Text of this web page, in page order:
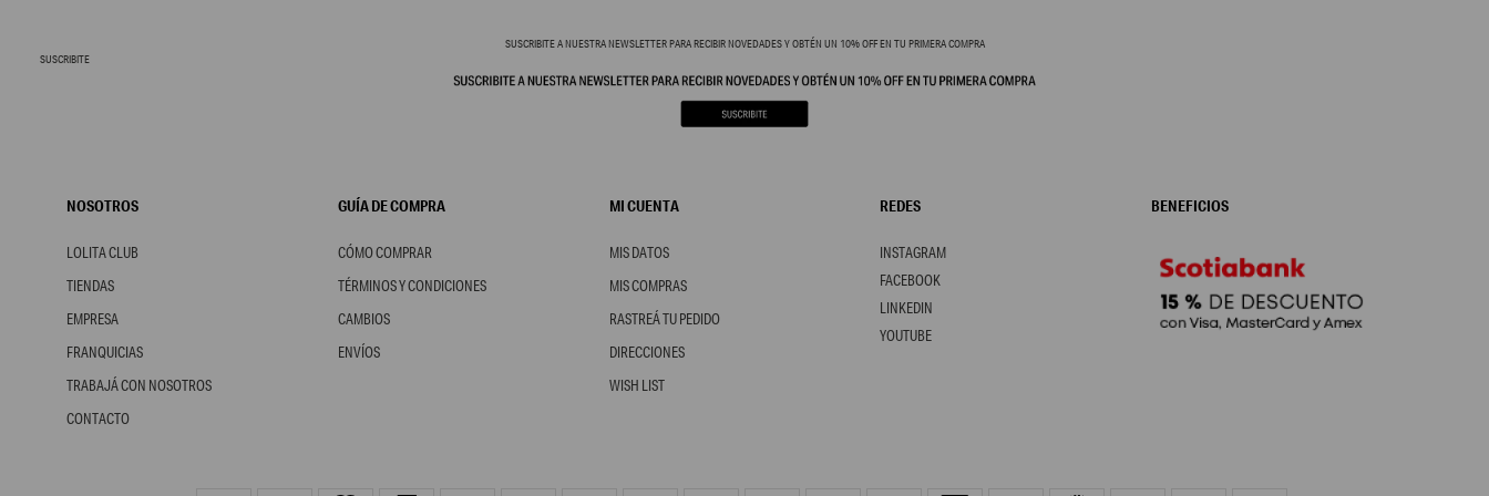
SUSCRIBITE A NUESTRA NEWSLETTER PARA RECIBIR NOVEDADES Y OBTÉN UN 10% OFF EN TU PRIMERA COMPRA
SUSCRIBITE
NOSOTROS
LOLITA CLUB
TIENDAS
EMPRESA
FRANQUICIAS
TRABAJÁ CON NOSOTROS
CONTACTO
GUÍA DE COMPRA
CÓMO COMPRAR
TÉRMINOS Y CONDICIONES
CAMBIOS
ENVÍOS
MI CUENTA
MIS DATOS
MIS COMPRAS
RASTREÁ TU PEDIDO
DIRECCIONES
WISH LIST
REDES
FACEBOOK
YOUTUBE
INSTAGRAM
LINKEDIN
BENEFICIOS